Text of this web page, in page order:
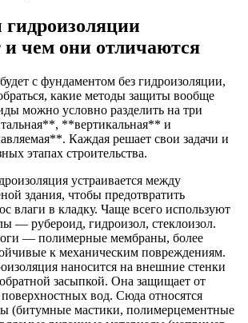
чем они отличаются
с фундаментом без гидроизоляции,
какие методы защиты вообще
можно условно разделить на три
**вертикальная** и
Каждая решает свои задачи и
этапах строительства.
устраивается между
здания, чтобы предотвратить
влаги в кладку. Чаще всего используют
— рубероид, гидроизол, стеклоизол.
— полимерные мембраны, более
к механическим повреждениям.
наносится на внешние стенки
засыпкой. Она защищает от
вод. Сюда относятся
(битумные мастики, полимерцементные